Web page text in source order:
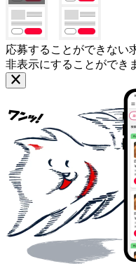
応募することができない
非表示にすることができ